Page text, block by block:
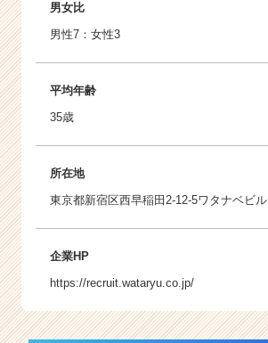
男女比
男性7：女性3
平均年齢
35歳
所在地
東京都新宿区西早稲田2-12-5ワタナベビル
企業HP
https://recruit.wataryu.co.jp/